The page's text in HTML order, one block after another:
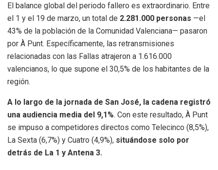
El balance global del periodo fallero es extraordinario. Entre
el 1 y el 19 de marzo, un total de 2.281.000 personas —el
43% de la población de la Comunidad Valenciana— pasaron
por À Punt. Específicamente, las retransmisiones
relacionadas con las Fallas atrajeron a 1.616.000
valencianos, lo que supone el 30,5% de los habitantes de la
región.
A lo largo de la jornada de San José, la cadena registró
una audiencia media del 9,1%. Con este resultado, À Punt
se impuso a competidores directos como Telecinco (8,5%),
La Sexta (6,7%) y Cuatro (4,9%), situándose solo por
detrás de La 1 y Antena 3.